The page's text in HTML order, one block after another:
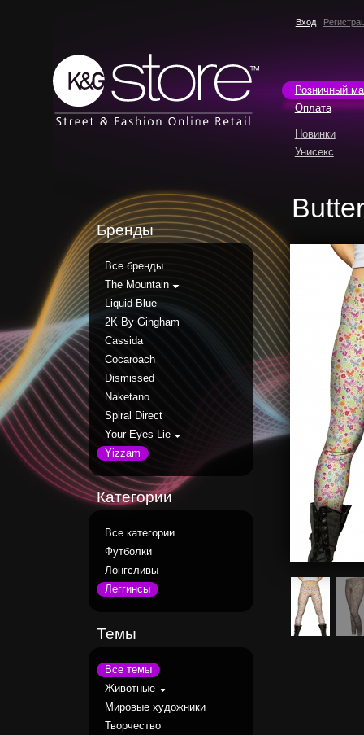
Вход
Розничный
Оплата
Новинки
Унисекс
Бренды
Все бренды
The Mountain
Liquid Blue
2K By Gingham
Cassida
Cocaroach
Dismissed
Naketano
Spiral Direct
Your Eyes Lie
Yizzam
Категории
Все категории
Футболки
Лонгсливы
Леггинсы
Темы
Все темы
Животные
Мировые художники
Творчество